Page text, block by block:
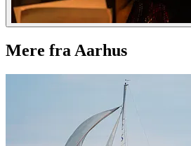
Mere fra Aarhus